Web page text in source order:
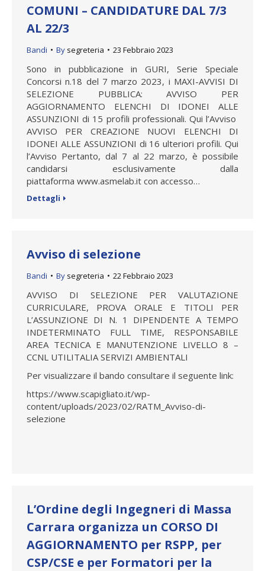
COMUNI – CANDIDATURE DAL 7/3
AL 22/3
Bandi By segreteria 23 Febbraio 2023
Sono in pubblicazione in GURI, Serie Speciale
Concorsi n.18 del 7 marzo 2023, i MAXI-AVVISI DI
SELEZIONE PUBBLICA: AVVISO PER
AGGIORNAMENTO ELENCHI DI IDONEI ALLE
ASSUNZIONI di 15 profili professionali. Qui l’Avviso
AVVISO PER CREAZIONE NUOVI ELENCHI DI
IDONEI ALLE ASSUNZIONI di 16 ulteriori profili. Qui
l’Avviso Pertanto, dal 7 al 22 marzo, è possibile
candidarsi esclusivamente dalla
piattaforma www.asmelab.it con accesso…
Dettagli
Avviso di selezione
Bandi By segreteria 22 Febbraio 2023
AVVISO DI SELEZIONE PER VALUTAZIONE
CURRICULARE, PROVA ORALE E TITOLI PER
L’ASSUNZIONE DI N. 1 DIPENDENTE A TEMPO
INDETERMINATO FULL TIME, RESPONSABILE
AREA TECNICA E MANUTENZIONE LIVELLO 8 –
CCNL UTILITALIA SERVIZI AMBIENTALI
Per visualizzare il bando consultare il seguente link:
https://www.scapigliato.it/wp-
content/uploads/2023/02/RATM_Avviso-di-
selezione
L’Ordine degli Ingegneri di Massa
Carrara organizza un CORSO DI
AGGIORNAMENTO per RSPP, per
CSP/CSE e per Formatori per la